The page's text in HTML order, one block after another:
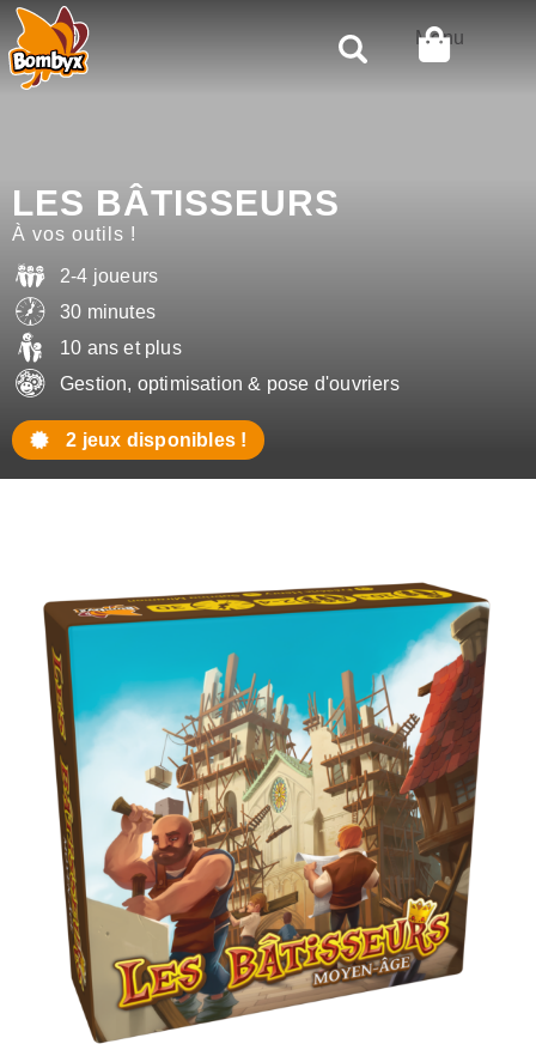
Menu
Rechercher
LES BÂTISSEURS
À vos outils !
2-4 joueurs
30 minutes
10 ans et plus
Gestion, optimisation & pose d'ouvriers
2 jeux disponibles !